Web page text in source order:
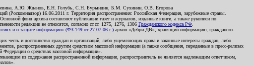
А.Ю. Жданов, Е.Н. Голубь, С.Н. Бурындин, Б.М. Сухинин, О.В. Егорова
16.06.2011 г. Территория распространения: Российская Федерация, зарубежные страны.
фонд архива составляют публикации газет и журналов, изданные книги, а также рукописи по
редакции не относятся, согласно ст.ст. 1275, 1276, 1306 Гражданского кодекса РФ
и о защите информации» (ФЗ-149 от 27.07.06 г.) архив «Дебри-ДВ», хранящий информацию, гражданско-
честь и достоинство граждан и организаций, либо ущемляющих права и законные интересы граждан, либо
распространенных другим средством массовой информации (а также сообщения, переданные в пресс-релизах
Федерации о средствах массовой информации».
из содержания распространенной информации, распространитель не является надлежащим ответчиком,